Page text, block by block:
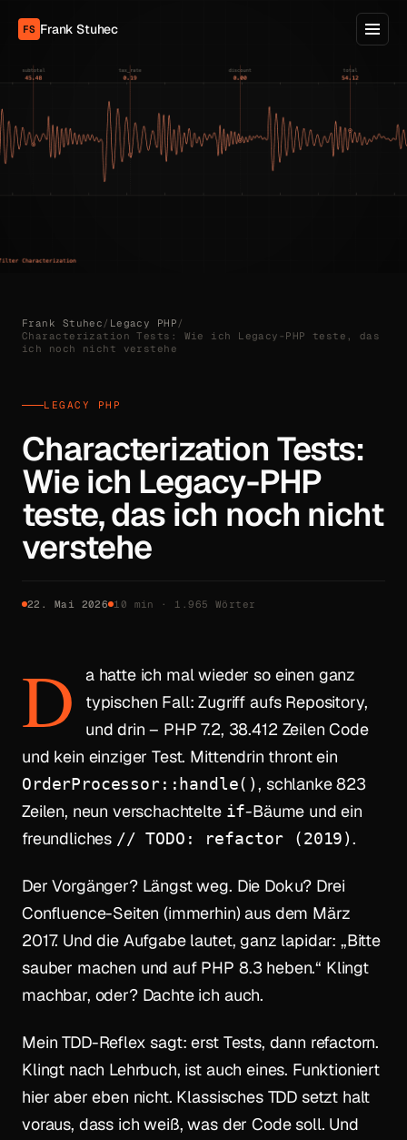
FS Frank Stuhec
Frank Stuhec / Legacy PHP /
Characterization Tests: Wie ich Legacy-PHP teste, das
ich noch nicht verstehe
LEGACY PHP
Characterization Tests:
Wie ich Legacy-PHP
teste, das ich noch nicht
verstehe
22. Mai 2026 10 min · 1.965 Wörter
D
a hatte ich mal wieder so einen ganz
typischen Fall: Zugriff aufs Repository,
und drin – PHP 7.2, 38.412 Zeilen Code
und kein einziger Test. Mittendrin thront ein
OrderProcessor::handle(), schlanke 823
Zeilen, neun verschachtelte if-Bäume und ein
freundliches // TODO: refactor (2019).
Der Vorgänger? Längst weg. Die Doku? Drei
Confluence-Seiten (immerhin) aus dem März
2017. Und die Aufgabe lautet, ganz lapidar: „Bitte
sauber machen und auf PHP 8.3 heben.“ Klingt
machbar, oder? Dachte ich auch.
Mein TDD-Reflex sagt: erst Tests, dann refactorn.
Klingt nach Lehrbuch, ist auch eines. Funktioniert
hier aber eben nicht. Klassisches TDD setzt halt
voraus, dass ich weiß, was der Codesoll. Und